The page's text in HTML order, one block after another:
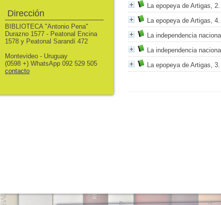
La epopeya de Artigas,
La epopeya de Artigas,
La independencia
La independencia
La epopeya de Artigas,
Dirección
BIBLIOTECA "Antonio Pena"
Durazno 1577 - Peatonal Encina
1578 y Peatonal Sarandí 472
Montevideo - Uruguay
(0598 +) WhatsApp 092 529 505
contacto